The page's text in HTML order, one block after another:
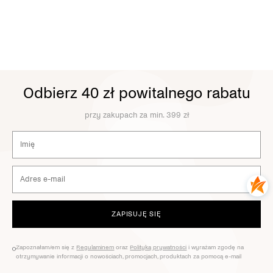
Odbierz 40 zł powitalnego rabatu
przy zakupach za min. 399 zł
ZAPISUJĘ SIĘ
Zapoznałam/em się z Regulaminem oraz Polityką prywatności i wyrażam zgodę na
otrzymywanie informacji o nowościach, promocjach, produktach za pomocą e-mail